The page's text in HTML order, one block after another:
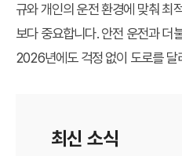
규와 개인의 운전 환경에 맞춰 최
보다 중요합니다. 안전 운전과 더
2026년에도 걱정 없이 도로를 달
최신 소식